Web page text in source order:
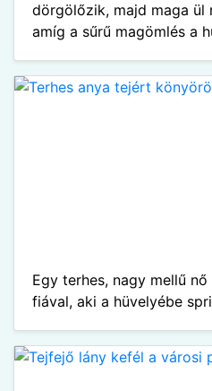
dörgölőzik, majd maga ül
amíg a sűrű magömlés a
Egy terhes, nagy mellű
fiával, aki a hüvelyébe